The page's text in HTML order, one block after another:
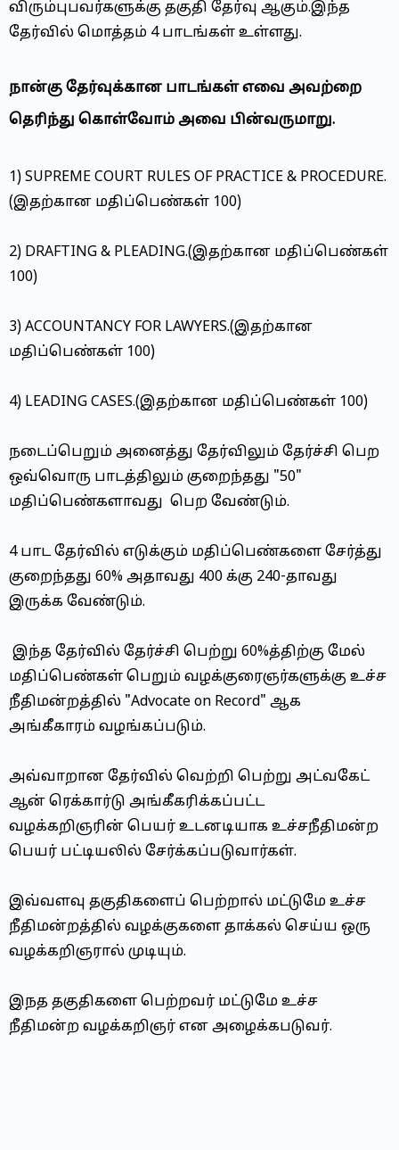
விரும்புபவர்களுக்கு தகுதி தேர்வு ஆகும்.இந்த
தேர்வில் மொத்தம் 4 பாடங்கள் உள்ளது.
நான்கு தேர்வுக்கான பாடங்கள் எவை அவற்றை
தெரிந்து கொள்வோம் அவை பின்வருமாறு.
1) SUPREME COURT RULES OF PRACTICE & PROCEDURE.
(இதற்கான மதிப்பெண்கள் 100)
2) DRAFTING & PLEADING.(இதற்கான மதிப்பெண்கள்
100)
3) ACCOUNTANCY FOR LAWYERS.(இதற்கான
மதிப்பெண்கள் 100)
4) LEADING CASES.(இதற்கான மதிப்பெண்கள் 100)
நடைப்பெறும் அனைத்து தேர்விலும் தேர்ச்சி பெற
ஒவ்வொரு பாடத்திலும் குறைந்தது "50"
மதிப்பெண்களாவது பெற வேண்டும்.
4 பாட தேர்வில் எடுக்கும் மதிப்பெண்களை சேர்த்து
குறைந்தது 60% அதாவது 400 க்கு 240-தாவது
இருக்க வேண்டும்.
இந்த தேர்வில் தேர்ச்சி பெற்று 60%த்திற்கு மேல்
மதிப்பெண்கள் பெறும் வழக்குரைஞர்களுக்கு உச்ச
நீதிமன்றத்தில் "Advocate on Record" ஆக
அங்கீகாரம் வழங்கப்படும்.
அவ்வாறான தேர்வில் வெற்றி பெற்று அட்வகேட்
ஆன் ரெக்கார்டு அங்கீகரிக்கப்பட்ட
வழக்கறிஞரின் பெயர் உடனடியாக உச்சநீதிமன்ற
பெயர் பட்டியலில் சேர்க்கப்படுவார்கள்.
இ‌வ்வளவு தகுதிகளைப் பெற்றால் மட்டுமே உச்ச
நீதிமன்றத்தில் வழக்குகளை தாக்கல் செய்ய ஒரு
வழக்கறிஞரால் முடியும்.
இநத தகுதிகளை பெற்றவர் மட்டுமே உச்ச
நீதிமன்ற வழக்கறிஞர் என அழைக்கபடுவர்.